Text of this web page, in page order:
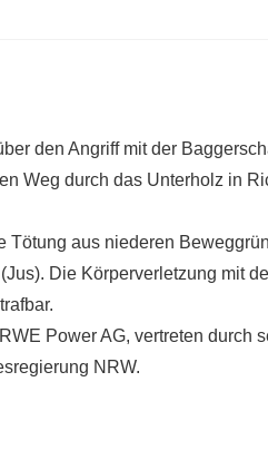
den Angriff mit der
Weg durch das Unterholz in
Tötung aus niederen
Die Körperverletzung mit
Power AG, vertreten durch
NRW.